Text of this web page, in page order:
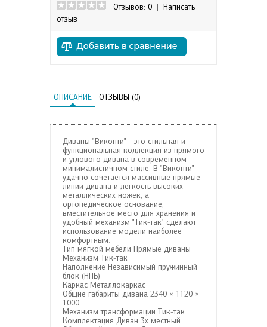
Отзывов: 0
Написать
отзыв
ОПИСАНИЕ ОТЗЫВЫ (0)
Диваны "Виконти" - это стильная и
функциональная коллекция из прямого
и углового дивана в современном
минималистичном стиле. В "Виконти"
удачно сочетается массивные прямые
линии дивана и легкость высоких
металлических ножек, а
ортопедическое основание,
вместительное место для хранения и
удобный механизм "Тик-так" сделают
использование модели наиболее
комфортным.
Тип мягкой мебели Прямые диваны
Механизм Тик-так
Наполнение Независимый пружинный
блок (НПБ)
Каркас Металлокаркас
Общие габариты дивана 2340 × 1120 ×
1000
Механизм трансформации Тик-так
Комплектация Диван 3х местный